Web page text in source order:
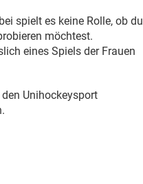
spielt es keine Rolle, ob du
möchtest.
eines Spiels der Frauen
Unihockeysport